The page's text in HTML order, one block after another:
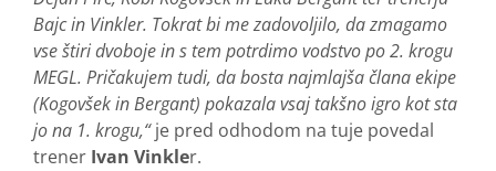
Bajc in Vinkler. Tokrat bi me zadovoljilo, da zmagamo
vse štiri dvoboje in s tem potrdimo vodstvo po 2. krogu
MEGL. Pričakujem tudi, da bosta najmlajša člana ekipe
(Kogovšek in Bergant) pokazala vsaj takšno igro kot sta
jo na 1. krogu,“je pred odhodom na tuje povedal
trener Ivan Vinkler.